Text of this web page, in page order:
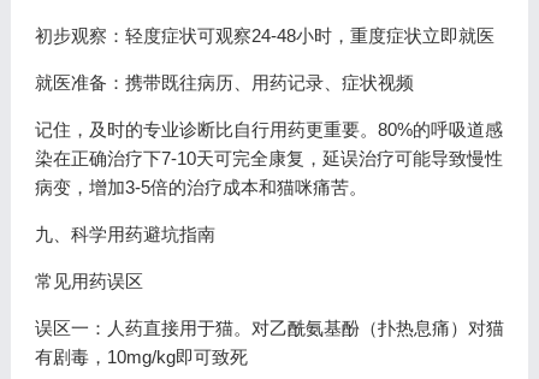
初步观察：轻度症状可观察24-48小时，重度症状立即就医
就医准备：携带既往病历、用药记录、症状视频
记住，及时的专业诊断比自行用药更重要。80%的呼吸道感
染在正确治疗下7-10天可完全康复，延误治疗可能导致慢性
病变，增加3-5倍的治疗成本和猫咪痛苦。
九、科学用药避坑指南
常见用药误区
误区一：人药直接用于猫。对乙酰氨基酚（扑热息痛）对猫
有剧毒，10mg/kg即可致死